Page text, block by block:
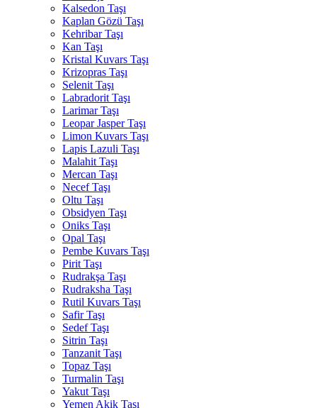
Kalsedon Taşı
Kaplan Gözü Taşı
Kehribar Taşı
Kan Taşı
Kristal Kuvars Taşı
Krizopras Taşı
Selenit Taşı
Labradorit Taşı
Larimar Taşı
Leopar Jasper Taşı
Limon Kuvars Taşı
Lapis Lazuli Taşı
Malahit Taşı
Mercan Taşı
Necef Taşı
Oltu Taşı
Obsidyen Taşı
Oniks Taşı
Opal Taşı
Pembe Kuvars Taşı
Pirit Taşı
Rudrakşa Taşı
Rudraksha Taşı
Rutil Kuvars Taşı
Safir Taşı
Sedef Taşı
Sitrin Taşı
Tanzanit Taşı
Topaz Taşı
Turmalin Taşı
Yakut Taşı
Yemen Akik Taşı